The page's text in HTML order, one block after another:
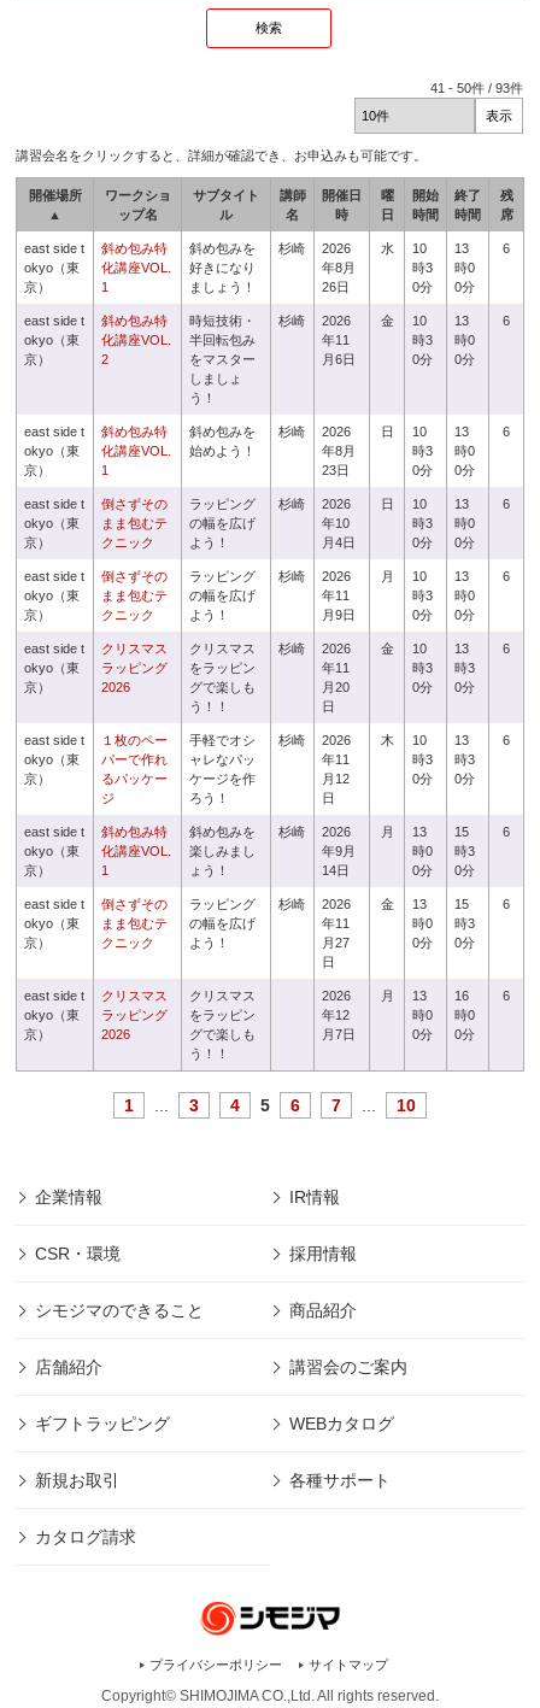
41 -50件 /93件
講習会名をクリックすると、詳細が確認でき、お申込みも可能です。
開催場所
▲
ワークショ
ップ名
サブタイト
ル
講師
名
開催日
時
曜
日
開始
時間
終了
時間
残
席
east side t
okyo（東
京）
斜め包み特
化講座VOL.
1
斜め包みを
好きになり
ましょう！
杉崎
2026
年8月
26日
水
10
時3
0分
13
時0
0分
6
east side t
okyo（東
京）
斜め包み特
化講座VOL.
2
時短技術・
半回転包み
をマスター
しましょ
う！
杉崎
2026
年11
月6日
金
10
時3
0分
13
時0
0分
6
east side t
okyo（東
京）
斜め包み特
化講座VOL.
1
斜め包みを
始めよう！
杉崎
2026
年8月
23日
日
10
時3
0分
13
時0
0分
6
east side t
okyo（東
京）
倒さずその
まま包むテ
クニック
ラッピング
の幅を広げ
よう！
杉崎
2026
年10
月4日
日
10
時3
0分
13
時0
0分
6
east side t
okyo（東
京）
倒さずその
まま包むテ
クニック
ラッピング
の幅を広げ
よう！
杉崎
2026
年11
月9日
月
10
時3
0分
13
時0
0分
6
east side t
okyo（東
京）
クリスマス
ラッピング
2026
クリスマス
をラッピン
グで楽しも
う！！
杉崎
2026
年11
月20
日
金
10
時3
0分
13
時3
0分
6
east side t
okyo（東
京）
１枚のペー
パーで作れ
るパッケー
ジ
手軽でオシ
ャレなパッ
ケージを作
ろう！
杉崎
2026
年11
月12
日
木
10
時3
0分
13
時3
0分
6
east side t
okyo（東
京）
斜め包み特
化講座VOL.
1
斜め包みを
楽しみまし
ょう！
杉崎
2026
年9月
14日
月
13
時0
0分
15
時3
0分
6
east side t
okyo（東
京）
倒さずその
まま包むテ
クニック
ラッピング
の幅を広げ
よう！
杉崎
2026
年11
月27
日
金
13
時0
0分
15
時3
0分
6
east side t
okyo（東
京）
クリスマス
ラッピング
2026
クリスマス
をラッピン
グで楽しも
う！！
2026
年12
月7日
月
13
時0
0分
16
時0
0分
6
1 3 4 5 6 7 10
企業情報 IR情報
CSR・環境 採用情報
シモジマのできること 商品紹介
店舗紹介 講習会のご案内
ギフトラッピング WEBカタログ
新規お取引 各種サポート
カタログ請求
プライバシーポリシー サイトマップ
Copyright© SHIMOJIMA CO.,Ltd. All rights reserved.